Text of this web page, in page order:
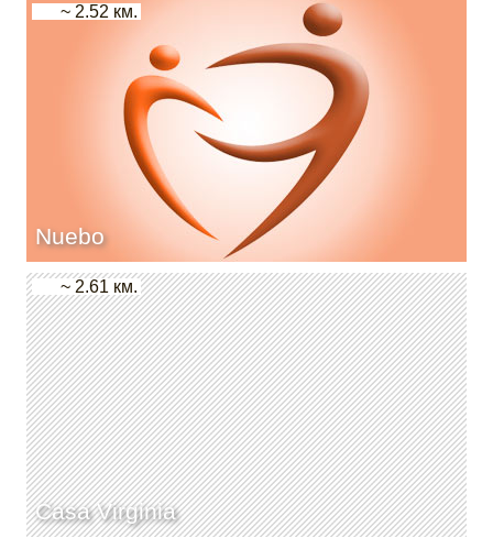
Nuebo
~ 2.52 км.
Casa Virginia
~ 2.61 км.